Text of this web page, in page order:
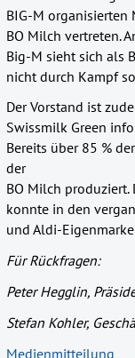
BIG-M
BO Milch vertreten.
Big-M sieht sich als
nicht durch Kampf
Der Vorstand ist
Swissmilk Green
Bereits über 85 %
der
BO Milch
konnte in den
und Aldi-
Für Rückfragen:
Peter Hegglin,
Stefan Kohler,
Medienmitteilung